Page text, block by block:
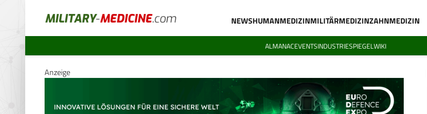
NEWSHUMANMEDIZINMILITÄRMEDIZINZAHNMEDIZIN
ALMANACEVENTSINDUSTRIESPIEGELWIKI
Anzeige